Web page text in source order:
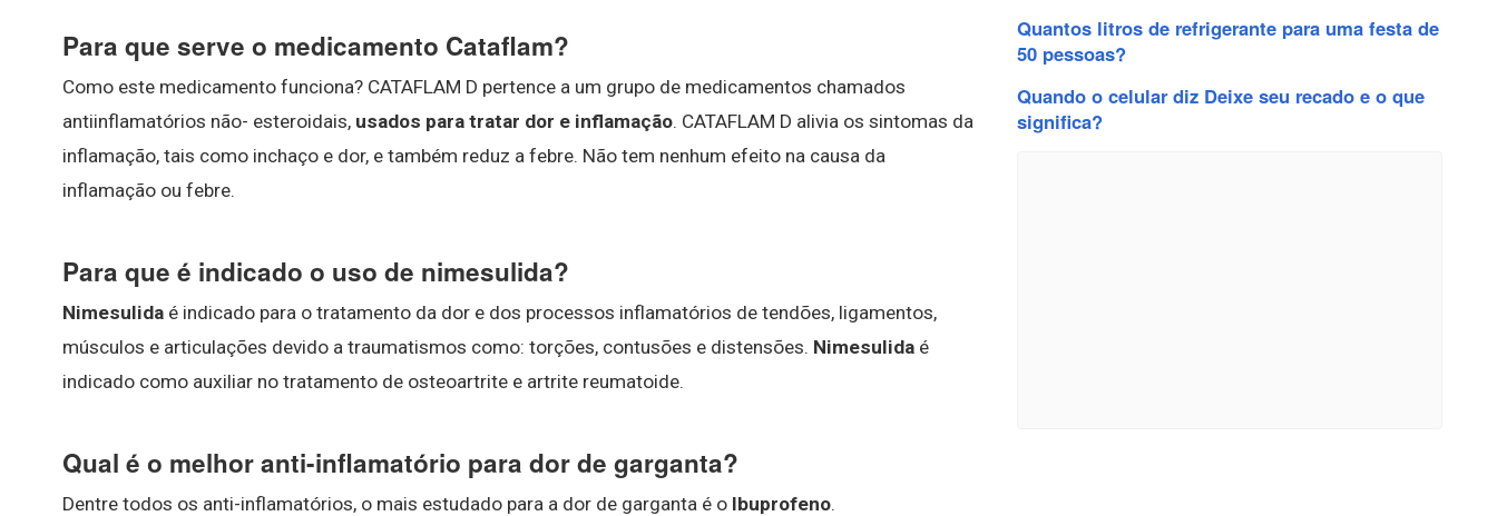
Para que serve o medicamento Cataflam?
Como este medicamento funciona? CATAFLAM D pertence a um grupo de medicamentos chamados
antiinflamatórios não- esteroidais, usados para tratar dor e inflamação. CATAFLAM D alivia os sintomas da
inflamação, tais como inchaço e dor, e também reduz a febre. Não tem nenhum efeito na causa da
inflamação ou febre.
Para que é indicado o uso de nimesulida?
Nimesulida é indicado para o tratamento da dor e dos processos inflamatórios de tendões, ligamentos,
músculos e articulações devido a traumatismos como: torções, contusões e distensões. Nimesulida é
indicado como auxiliar no tratamento de osteoartrite e artrite reumatoide.
Qual é o melhor anti-inflamatório para dor de garganta?
Dentre todos os anti-inflamatórios, o mais estudado para a dor de garganta é o Ibuprofeno.
Quantos litros de refrigerante para uma festa de
50 pessoas?
Quando o celular diz Deixe seu recado e o que
significa?